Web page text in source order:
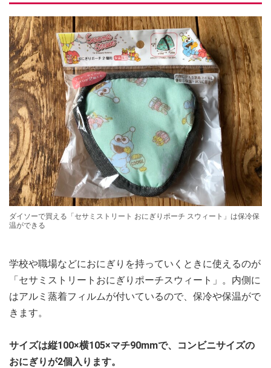
ダイソーで買える「セサミストリート おにぎりポーチ スウィート」は保冷保
温ができる
学校や職場などにおにぎりを持っていくときに使えるのが
「セサミストリートおにぎりポーチスウィート」。内側に
はアルミ蒸着フィルムが付いているので、保冷や保温がで
きます。
サイズは縦100×横105×マチ90mmで、コンビニサイズの
おにぎりが2個入ります。